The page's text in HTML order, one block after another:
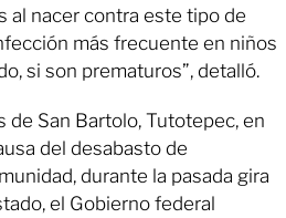
al nacer contra este tipo de
más frecuente en niños
si son prematuros”, detalló.
de San Bartolo, Tutotepec, en
del desabasto de
durante la pasada gira
el Gobierno federal